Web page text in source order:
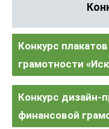
Конкурс
грамотности
Конкурс дизайн-
финансовой